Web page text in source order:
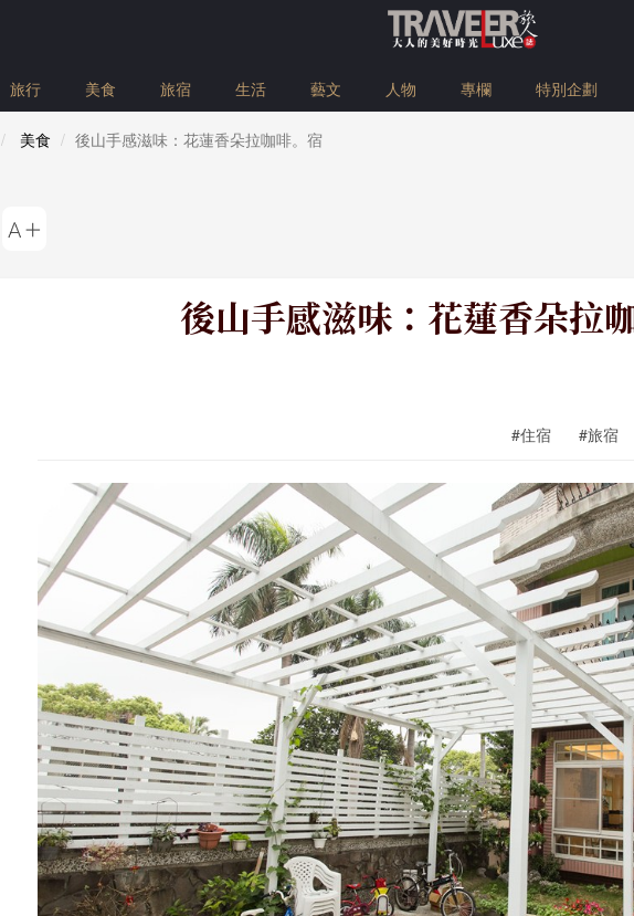
旅行 美食 旅宿 生活 藝文 人物 專欄 特別企劃
美食 後山手感滋味：花蓮香朵拉咖啡。宿
後山手感滋味：花蓮香朵拉
#住宿 #旅宿